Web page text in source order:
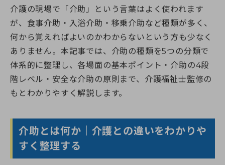
任者研修
介護に関する入門的研修 -通学講座-
介護に関する入門的研修 -オンライン講座-
認知症介護基礎研修(神奈川県指定)
認知症介護基礎研修 (藤沢市)
認知症介護基礎研修 (相模原市)
認知症介護基礎研修 (横浜市)
認知症介護実践者研修
認知症介護実践リーダー研修
同行援護従業者養成研修(一般課程)
全身性障害者ガイドヘルパー養成研修
実務者研修教員講習会
医療的ケア教員講習会
横浜戸塚校
横浜馬車道関内校
小田原校
大和校
横浜二俣川校
横浜みなとみらいサテライト校
伊勢原会場（伊勢原市社会福祉協議会主催 当校講師派遣受
託事業）
東京都
埼玉校【開校準備中】
千葉県
千葉校【開校準備中】
山梨県
キャンペーン一覧
お知らせ
お知らせ一覧
活動報告
初めての方へ
初めての方へトップ
神奈川県のおすすめ資格
介護職を目指すあなたへ
選ばれる理由
よくある質問
受講生・修了生サポート
医療的ケア予約システム
介護福祉士向け総合サポート
就職・転職サポート
就職・転職サポート
受かるんです
介護の現場で「介助」という言葉はよく使われます
が、食事介助・入浴介助・移乗介助など種類が多く、
何から覚えればよいのかわからないという方も少なく
ありません。本記事では、介助の種類を5つの分類で
体系的に整理し、各場面の基本ポイント・介助の4段
階レベル・安全な介助の原則まで、介護福祉士監修の
もとわかりやすく解説します。
介助とは何か｜介護との違いをわかりや
すく整理する